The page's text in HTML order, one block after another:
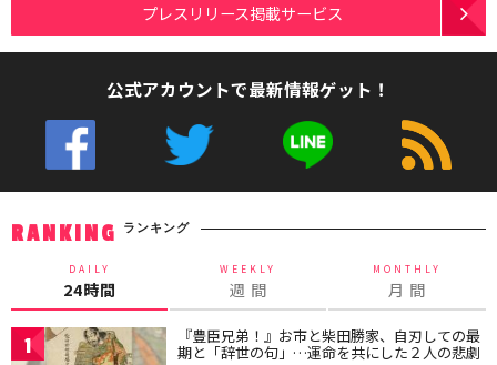
プレスリリース掲載サービス
公式アカウントで最新情報ゲット！
RANKING ランキング
DAILY
24時間
WEEKLY
週 間
MONTHLY
月 間
1 『豊臣兄弟！』お市と柴田勝家、自刃しての最
期と「辞世の句」…運命を共にした２人の悲劇